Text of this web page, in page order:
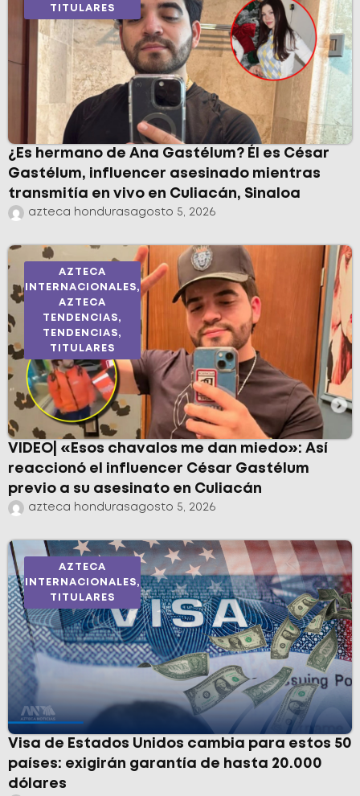
TITULARES
¿Es hermano de Ana Gastélum? Él es César
Gastélum, influencer asesinado mientras
transmitía en vivo en Culiacán, Sinaloa
azteca hondurasagosto 5, 2026
AZTECA
INTERNACIONALES,
AZTECA
TENDENCIAS,
TENDENCIAS,
TITULARES
VIDEO| «Esos chavalos me dan miedo»: Así
reaccionó el influencer César Gastélum
previo a su asesinato en Culiacán
azteca hondurasagosto 5, 2026
AZTECA
INTERNACIONALES,
TITULARES
Visa de Estados Unidos cambia para estos 50
países: exigirán garantía de hasta 20.000
dólares